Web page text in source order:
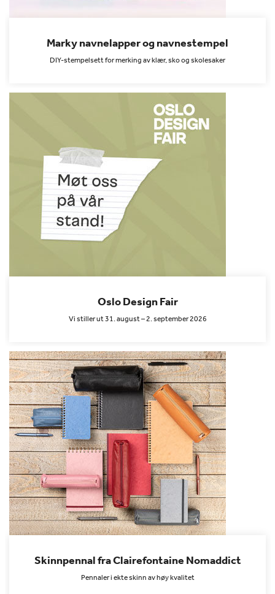
Marky navnelapper og navnestempel
DIY-stempelsett for merking av klær, sko og skolesaker
Oslo Design Fair
Vi stiller ut 31. august – 2. september 2026
Skinnpennal fra Clairefontaine Nomaddict
Pennaler i ekte skinn av høy kvalitet